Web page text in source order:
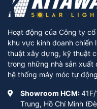
Camera sử dụng
Thường thì,
sự thuận tiện cho
Hoạt động của Công ty
khu vực kinh doanh chiến
thuật xây dựng, kỹ thuật
trong những nhà sản xuất
hệ thống máy móc tự
Showroom HCM:
Trung, Hồ Chí Minh